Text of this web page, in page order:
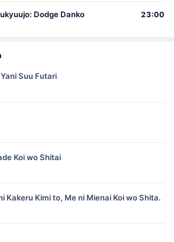
Dodge Danko 23:00
Suu Futari
Koi wo Shitai
Kakeru Kimi to, Me ni Mienai Koi wo Shita.